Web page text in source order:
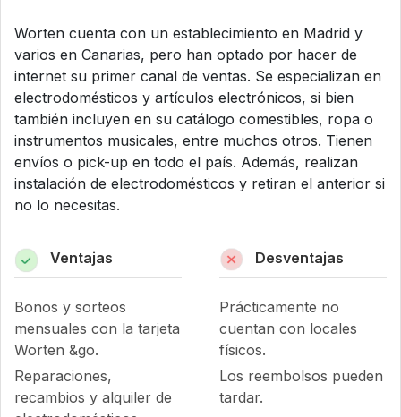
Worten cuenta con un establecimiento en Madrid y
varios en Canarias, pero han optado por hacer de
internet su primer canal de ventas. Se especializan en
electrodomésticos y artículos electrónicos, si bien
también incluyen en su catálogo comestibles, ropa o
instrumentos musicales, entre muchos otros. Tienen
envíos o pick-up en todo el país. Además, realizan
instalación de electrodomésticos y retiran el anterior si
no lo necesitas.
Ventajas
Bonos y sorteos
mensuales con la tarjeta
Worten &go.
Reparaciones,
recambios y alquiler de
Desventajas
Prácticamente no
cuentan con locales
físicos.
Los reembolsos pueden
tardar.